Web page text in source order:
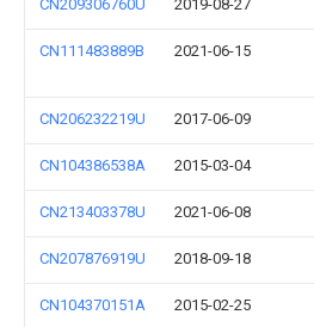
CN209306760U 2019-08-27
CN111483889B 2021-06-15
CN206232219U 2017-06-09
CN104386538A 2015-03-04
CN213403378U 2021-06-08
CN207876919U 2018-09-18
CN104370151A 2015-02-25